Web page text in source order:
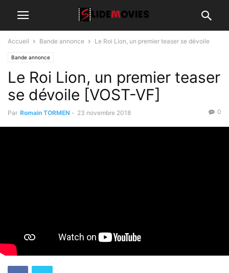
Accueil Bande annonce Le Roi Lion, un premier teaser se dévoile
Bande annonce
Le Roi Lion, un premier teaser
se dévoile [VOST-VF]
Par Romain TORMEN - 23 novembre 2018 0